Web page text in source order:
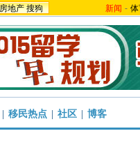
地产 搜狗 新闻 -
移民热点 社区 博客